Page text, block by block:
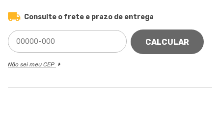
Consulte o frete e prazo de entrega
CALCULAR
Não sei meu CEP